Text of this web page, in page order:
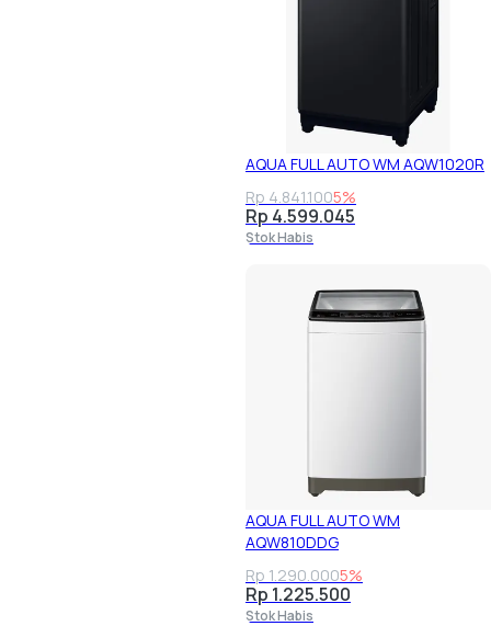
AQUA FULL AUTO WM AQW1020R
Rp 4.841.1005%
Rp 4.599.045
Stok Habis
AQUA FULL AUTO WM
AQW810DDG
Rp 1.290.0005%
Rp 1.225.500
Stok Habis